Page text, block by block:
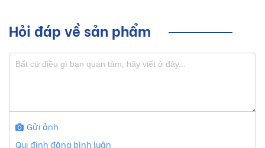
Hỏi đáp về sản phẩm
Gửi ảnh
Qui định đăng bình luận